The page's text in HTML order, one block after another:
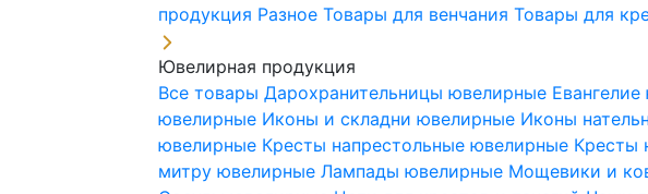
продукция РазноеТовары для венчанияТовары для
Ювелирная продукция
Все товарыДарохранительницы ювелирные
ювелирные Иконы и складни ювелирные Иконы
ювелирные Кресты напрестольные ювелирные Кресты
митру ювелирныеЛампады ювелирные Мощевики и